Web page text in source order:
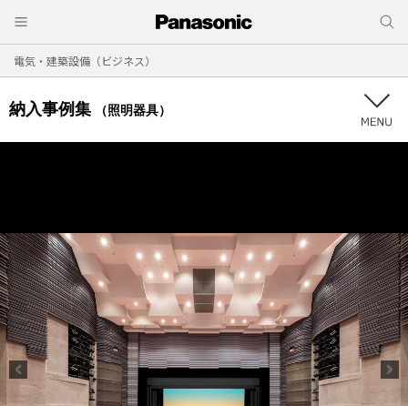
電気・建築設備（ビジネス）
納入事例集 （照明器具）